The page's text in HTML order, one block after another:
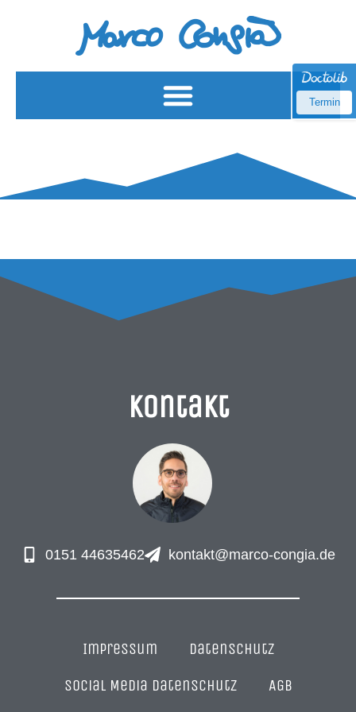
Termin
Kontakt
0151 44635462 kontakt@marco-congia.de
Impres­sum
Daten­schutz
Social Media Datenschutz
AGB